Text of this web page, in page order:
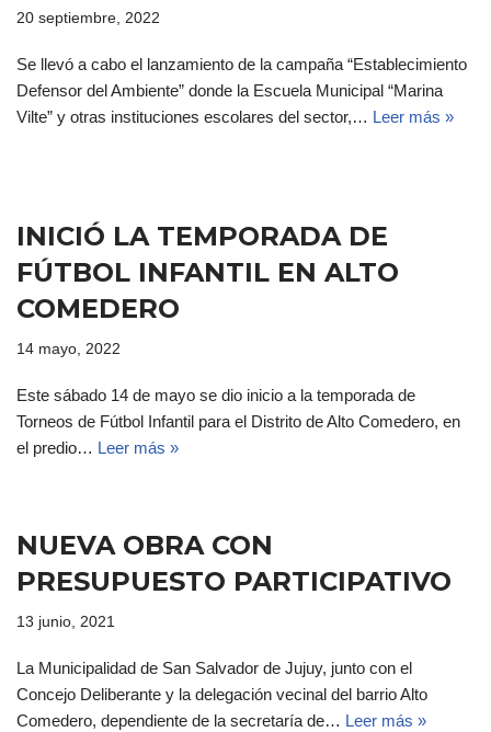
20 septiembre, 2022
Se llevó a cabo el lanzamiento de la campaña “Establecimiento
Defensor del Ambiente” donde la Escuela Municipal “Marina
Vilte” y otras instituciones escolares del sector,… Leer más »
INICIÓ LA TEMPORADA DE
FÚTBOL INFANTIL EN ALTO
COMEDERO
14 mayo, 2022
Este sábado 14 de mayo se dio inicio a la temporada de
Torneos de Fútbol Infantil para el Distrito de Alto Comedero, en
el predio… Leer más »
NUEVA OBRA CON
PRESUPUESTO PARTICIPATIVO
13 junio, 2021
La Municipalidad de San Salvador de Jujuy, junto con el
Concejo Deliberante y la delegación vecinal del barrio Alto
Comedero, dependiente de la secretaría de… Leer más »